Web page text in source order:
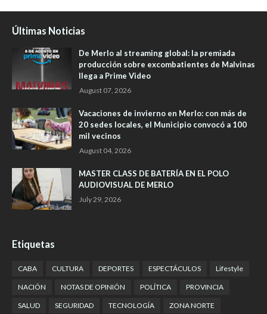
Últimas Noticias
De Merlo al streaming global: la premiada
producción sobre excombatientes de Malvinas
llega a Prime Video
August 07, 2026
Vacaciones de invierno en Merlo: con más de
20 sedes locales, el Municipio convocó a 100
mil vecinos
August 04, 2026
MASTER CLASS DE BATERÍA EN EL POLO
AUDIOVISUAL DE MERLO
July 29, 2026
Etiquetas
CABA CULTURA DEPORTES ESPECTÁCULOS Lifestyle
NACIÓN NOTAS DE OPINIÓN POLÍTICA PROVINCIA
SALUD SEGURIDAD TECNOLOGÍA ZONA NORTE